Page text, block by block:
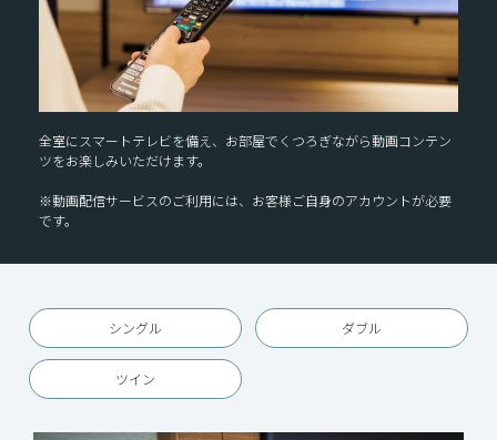
全室にスマートテレビを備え、お部屋でくつろぎながら動画コンテン
ツをお楽しみいただけます。
※動画配信サービスのご利用には、お客様ご自身のアカウントが必要
です。
シングル ダブル
ツイン